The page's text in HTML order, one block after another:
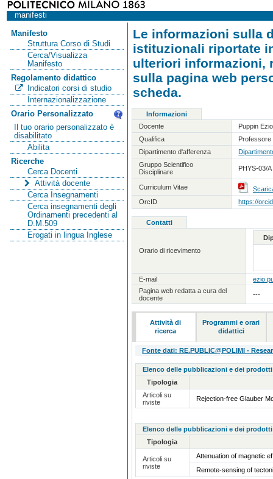
manifesti
Manifesto
Struttura Corso di Studi
Cerca/Visualizza
Manifesto
Regolamento didattico
Indicatori corsi di studio
Internazionalizzazione
Orario Personalizzato
Il tuo orario personalizzato è
disabilitato
Abilita
Ricerche
Cerca Docenti
Attività docente
Cerca Insegnamenti
Cerca insegnamenti degli
Ordinamenti precedenti al
D.M.509
Erogati in lingua Inglese
Le informazioni sulla
istituzionali riportate
ulteriori informazioni,
sulla pagina web
scheda.
Informazioni
Docente
Puppin Ezio
Qualifica
Professore
Dipartimento d'afferenza
Gruppo Scientifico
Disciplinare
PHYS-03/
Curriculum Vitae
OrcID
https://
Contatti
Orario di ricevimento
E-mail
Pagina web redatta a cura del
docente
---
Attività di
ricerca
Programmi e orari
didattici
Fonte dati: RE.PUBLIC@POLIMI -
Elenco delle pubblicazioni e dei
Tipologia
Articoli su
riviste
Rejection-free Glauber
Elenco delle pubblicazioni e dei
Tipologia
Articoli su
riviste
Attenuation of magnetic
Remote-sensing of